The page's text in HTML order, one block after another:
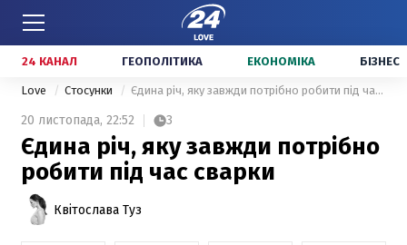
24 КАНАЛ ГЕОПОЛІТИКА ЕКОНОМІКА БІЗНЕС
Love Стосунки Єдина річ, яку завжди потрібно робити під час сварки
20 листопада, 22:52 3
Єдина річ, яку завжди потрібно
робити під час сварки
Квітослава Туз